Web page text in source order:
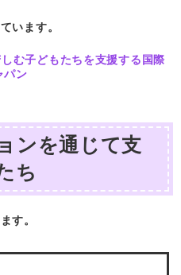
います。
ンを通じて支
ち
す。